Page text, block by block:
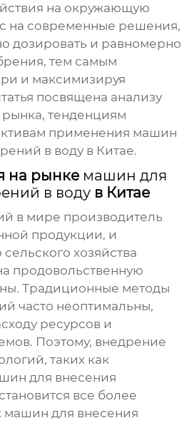
на окружающую
на современные решения,
дозировать и равномерно
тем самым
и максимизируя
посвящена анализу
тенденциям
применения машин
в воду в Китае.
на рынке машин для
в воду в Китае
в мире производитель
продукции, и
хозяйства
продовольственную
Традиционные методы
часто неоптимальны,
ресурсов и
Поэтому, внедрение
таких как
для внесения
все более
машин для внесения